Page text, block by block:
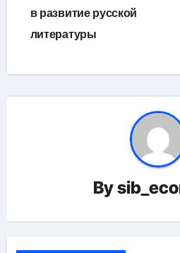
в развитие русской
литературы
By